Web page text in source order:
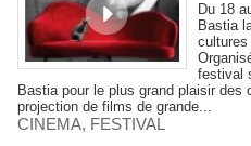
Du 18
Bastia
cultures
festival
Bastia pour le plus grand plaisir
projection de films de grande...
CINEMA, FESTIVAL